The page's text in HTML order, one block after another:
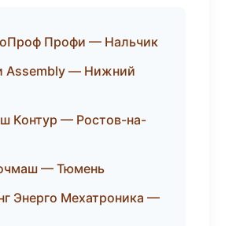
Профи — Нальчик
Assembly — Нижний
Контур — Ростов-на-
— Тюмень
Энерго Мехатроника —